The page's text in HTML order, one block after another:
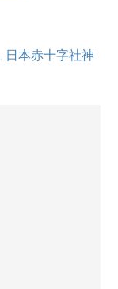
日本赤十字社神